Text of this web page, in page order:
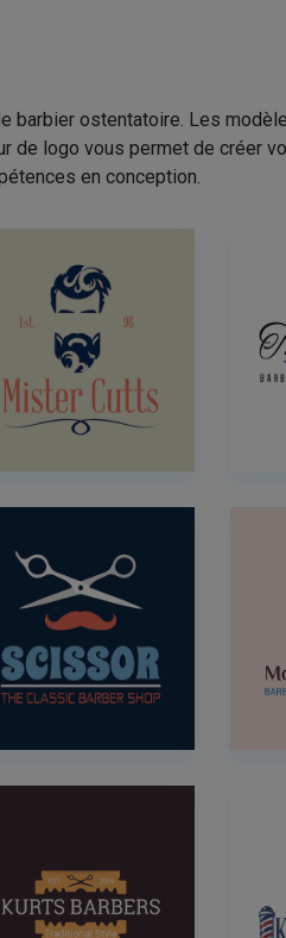
barbier ostentatoire. Les
de logo vous permet de créer
en conception.